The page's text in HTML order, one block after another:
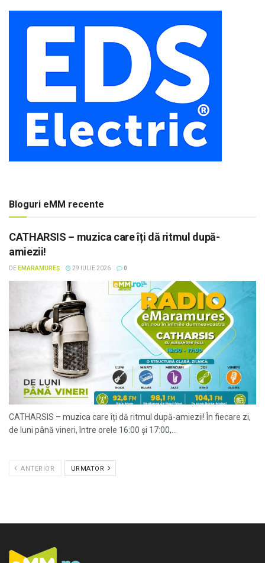
Bloguri eMM recente
CATHARSIS – muzica care îți dă ritmul după-
amiezii!
DE EMARAMUREȘ 29 IULIE 2026 0
CATHARSIS – muzica care îți dă ritmul după-amiezii! În fiecare zi,
de luni până vineri, între orele 16:00 și 17:00,...
ANTERIOR URMATOR